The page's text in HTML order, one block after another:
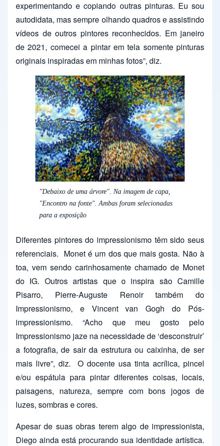
experimentando e copiando outras pinturas. Eu sou
autodidata, mas sempre olhando quadros e assistindo
vídeos de outros pintores reconhecidos. Em janeiro
de 2021, comecei a pintar em tela somente pinturas
originais inspiradas em minhas fotos”, diz.
"Debaixo de uma árvore". Na imagem de capa,
"Encontro na fonte". Ambas foram selecionadas
para a exposição
Diferentes pintores do impressionismo têm sido seus
referenciais. Monet é um dos que mais gosta. Não à
toa, vem sendo carinhosamente chamado de Monet
do IG. Outros artistas que o inspira são Camille
Pisarro, Pierre-Auguste Renoir também do
Impressionismo, e Vincent van Gogh do Pós-
impressionismo. “Acho que meu gosto pelo
Impressionismo jaze na necessidade de ‘desconstruir’
a fotografia, de sair da estrutura ou caixinha, de ser
mais livre”, diz. O docente usa tinta acrílica, pincel
e/ou espátula para pintar diferentes coisas, locais,
paisagens, natureza, sempre com bons jogos de
luzes, sombras e cores.
Apesar de suas obras terem algo de impressionista,
Diego ainda está procurando sua identidade artística.